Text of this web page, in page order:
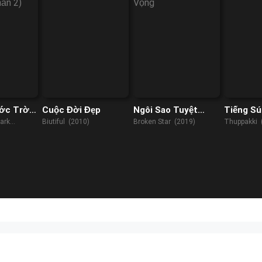
Trời
Cuộc Đời Đẹp
Biutiful (2010)
Ngôi Sao Tuyệt
Vọng
Broken Star (2019)
Tiếng
Thuppakki